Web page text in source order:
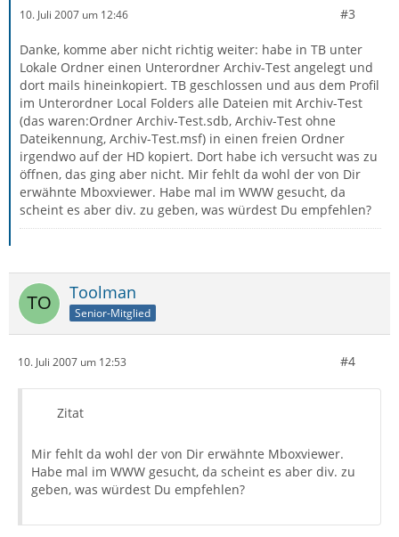
10. Juli 2007 um 12:46 #3
Danke, komme aber nicht richtig weiter: habe in TB unter
Lokale Ordner einen Unterordner Archiv-Test angelegt und
dort mails hineinkopiert. TB geschlossen und aus dem Profil
im Unterordner Local Folders alle Dateien mit Archiv-Test
(das waren:Ordner Archiv-Test.sdb, Archiv-Test ohne
Dateikennung, Archiv-Test.msf) in einen freien Ordner
irgendwo auf der HD kopiert. Dort habe ich versucht was zu
öffnen, das ging aber nicht. Mir fehlt da wohl der von Dir
erwähnte Mboxviewer. Habe mal im WWW gesucht, da
scheint es aber div. zu geben, was würdest Du empfehlen?
Toolman
Senior-Mitglied
10. Juli 2007 um 12:53 #4
Zitat
Mir fehlt da wohl der von Dir erwähnte Mboxviewer.
Habe mal im WWW gesucht, da scheint es aber div. zu
geben, was würdest Du empfehlen?